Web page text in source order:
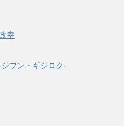
幸
ブン・ギジロク-